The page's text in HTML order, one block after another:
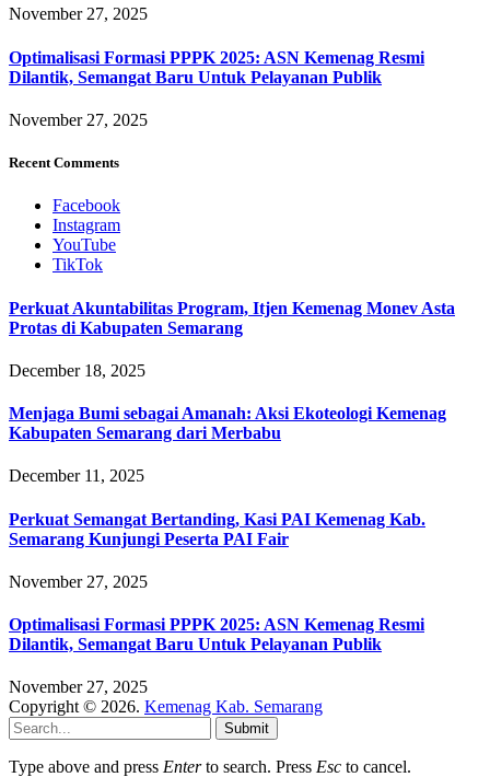
November 27, 2025
Optimalisasi Formasi PPPK 2025: ASN Kemenag Resmi
Dilantik, Semangat Baru Untuk Pelayanan Publik
November 27, 2025
Recent Comments
Facebook
Instagram
YouTube
TikTok
Perkuat Akuntabilitas Program, Itjen Kemenag Monev Asta
Protas di Kabupaten Semarang
December 18, 2025
Menjaga Bumi sebagai Amanah: Aksi Ekoteologi Kemenag
Kabupaten Semarang dari Merbabu
December 11, 2025
Perkuat Semangat Bertanding, Kasi PAI Kemenag Kab.
Semarang Kunjungi Peserta PAI Fair
November 27, 2025
Optimalisasi Formasi PPPK 2025: ASN Kemenag Resmi
Dilantik, Semangat Baru Untuk Pelayanan Publik
November 27, 2025
Copyright © 2026. Kemenag Kab. Semarang
Submit
Type above and press Enterto search. Press Esc to cancel.